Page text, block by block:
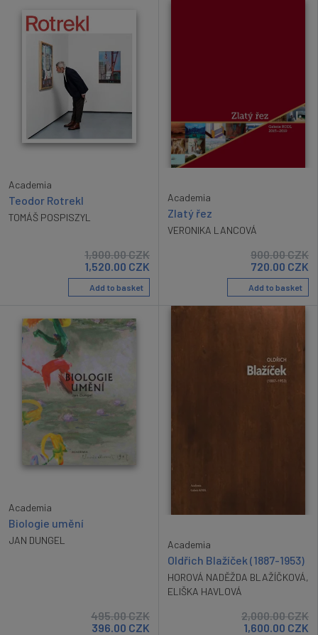
Academia
Teodor Rotrekl
TOMÁŠ POSPISZYL
1,900.00CZK
1,520.00 CZK
Add to basket
Academia
Zlatý řez
VERONIKA LANCOVÁ
900.00CZK
720.00 CZK
Add to basket
Academia
Biologie umění
JAN DUNGEL
495.00CZK
396.00 CZK
Academia
Oldřich Blažíček (1887-1953)
HOROVÁ NADĚŽDA BLAŽÍČKOVÁ,
ELIŠKA HAVLOVÁ
2,000.00CZK
1,600.00 CZK